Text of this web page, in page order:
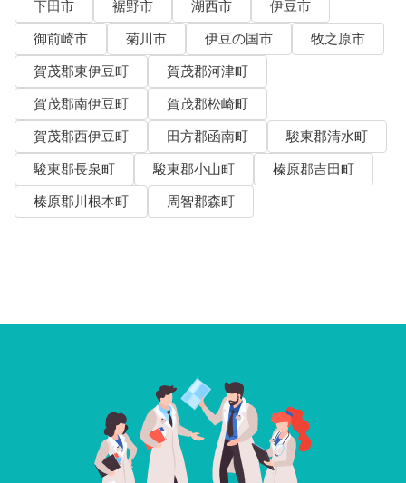
下田市
裾野市 湖西市
伊豆市
御前崎市
菊川市 伊豆の国市
牧之原市
賀茂郡東伊豆町
賀茂郡河津町
賀茂郡南伊豆町
賀茂郡松崎町
賀茂郡西伊豆町
田方郡函南町
駿東郡清水町
駿東郡長泉町
駿東郡小山町
榛原郡吉田町
榛原郡川根本町
周智郡森町